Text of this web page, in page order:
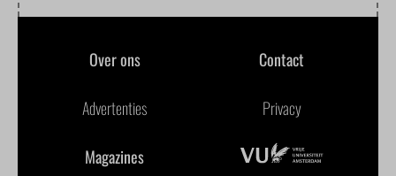
Over ons Contact
Advertenties Privacy
Magazines